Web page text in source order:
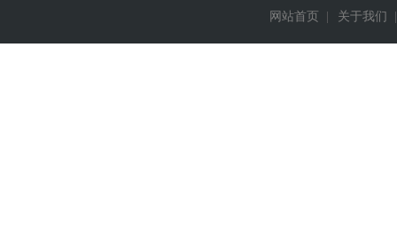
网站首页 关于我们